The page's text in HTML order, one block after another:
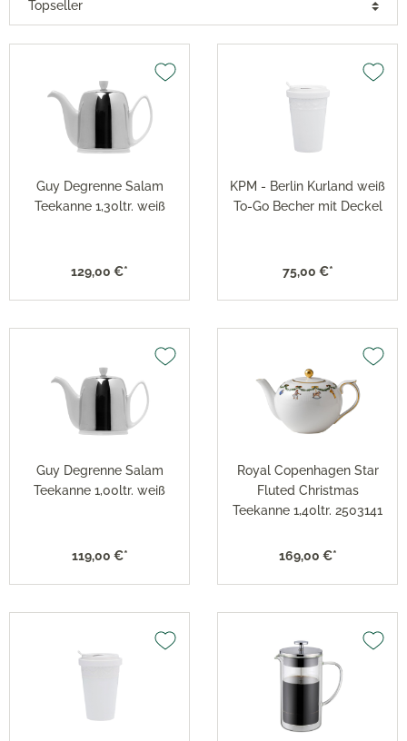
Guy Degrenne Salam
Teekanne 1,30ltr. weiß
129,00 €*
KPM - Berlin Kurland weiß
To-Go Becher mit Deckel
75,00 €*
Guy Degrenne Salam
Teekanne 1,00ltr. weiß
119,00 €*
Royal Copenhagen Star
Fluted Christmas
Teekanne 1,40ltr. 2503141
169,00 €*